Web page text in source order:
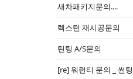
새차패키지문의....
렉스턴 재시공문의
틴팅 A/S문의
[re] 워런티 문의 _ 썬팅